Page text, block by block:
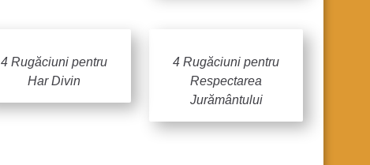
4 Rugăciuni pentru
Har Divin
4 Rugăciuni pentru
Respectarea
Jurământului